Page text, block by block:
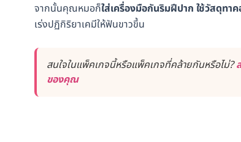
จากนั้นคุณหมอก็ใส่เครื่องมือกันริมฝีปาก ใช้วัสดุท
เร่งปฏิกิริยาเคมีให้ฟันขาวขึ้น
สนใจในแพ็คเกจนี้หรือแพ็คเกจที่คล้ายกันหรือไม่?
ของคุณ